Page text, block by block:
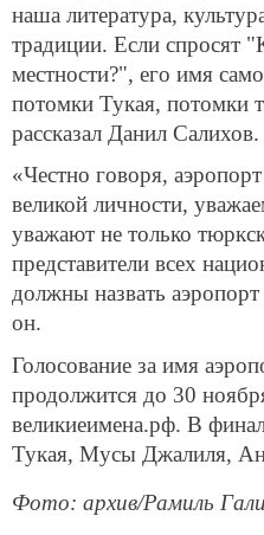
наша литература,
традиции. Если спросят
местности?", его имя
потомки Тукая, потомки
рассказал Данил Салихов.
«Честно говоря,
великой личности,
уважают не только
представители всех
должны назвать
он.
Голосование за имя
продолжится до 30
великиеимена.рф. В
Тукая, Мусы Джалиля,
Фото: архив/Рамиль Гали